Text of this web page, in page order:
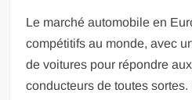
Le marché automobile en
compétitifs au monde, avec
de voitures pour répondre
conducteurs de toutes